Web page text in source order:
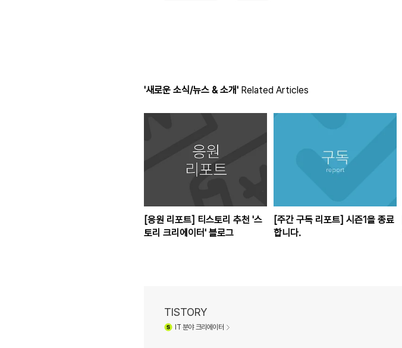
'새로운 소식/뉴스 & 소개' Related Articles
[응원 리포트] 티스토리 추천 '스
토리 크리에이터' 블로그
[주간 구독 리포트] 시즌1을 종료
합니다.
TISTORY
IT 분야 크리에이터